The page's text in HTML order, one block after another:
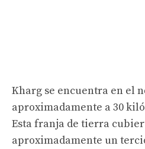
Kharg se encuentra en el
aproximadamente a 30
Esta franja de tierra
aproximadamente un